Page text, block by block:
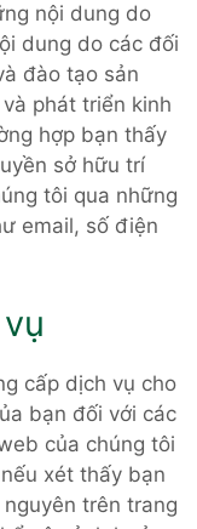
nội dung do
dung do các đối
đào tạo sản
phát triển kinh
hợp bạn thấy
sở hữu trí
tôi qua những
email, số điện
cấp dịch vụ cho
bạn đối với các
của chúng tôi
xét thấy bạn
trên trang